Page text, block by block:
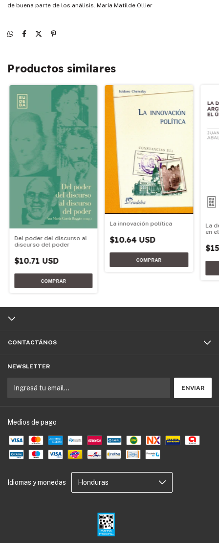
de buena parte de los análisis. María Matilde Ollier
Productos similares
Del poder del discurso al
discurso del poder
$10.71 USD
La innovación política
$10.64 USD
La
en
CONTACTÁNOS
NEWSLETTER
Medios de pago
Idiomas y monedas